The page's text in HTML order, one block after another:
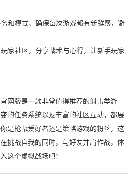
和模式，确保每次游戏都有新鲜感，避
家社区，分享战术与心得，让新手玩家
网版是一款非常值得推荐的射击类游
的任务系统以及丰富的社区互动，都展
是枪战爱好者还是策略游戏的粉丝，这
挑战自我的同时，与好友并肩作战，体
这个虚拟战场吧！